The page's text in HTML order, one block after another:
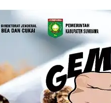
Resmi Diluncurkan